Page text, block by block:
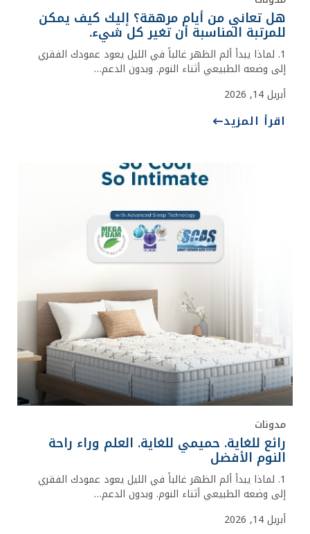
هل تعاني من أيام مرهقة؟ إليك كيف يمكن
للمرتبة المناسبة أن تغير كل شيء.
1. لماذا يبدأ ألم الظهر غالباً في الليل يعود عمودك الفقري
إلى وضعه الطبيعي أثناء النوم. وبدون الدعم…
أبريل 14, 2026
اقرأ المزيد
مدونات
رائع للغاية. حميمي للغاية. العلم وراء راحة
النوم الأفضل
1. لماذا يبدأ ألم الظهر غالباً في الليل يعود عمودك الفقري
إلى وضعه الطبيعي أثناء النوم. وبدون الدعم…
أبريل 14, 2026